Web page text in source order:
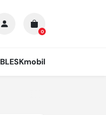
0
BLESKmobil